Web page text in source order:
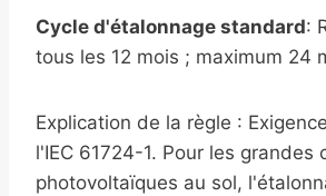
Cycle d'étalonnage standard:
tous les 12 mois ; maximum 24
Explication de la règle :
l'IEC 61724-1. Pour les grandes
photovoltaïques au sol,